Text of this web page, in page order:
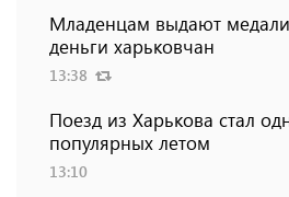
Младенцам выдают медали
деньги харьковчан
13:38
Поезд из Харькова стал
популярных летом
13:10